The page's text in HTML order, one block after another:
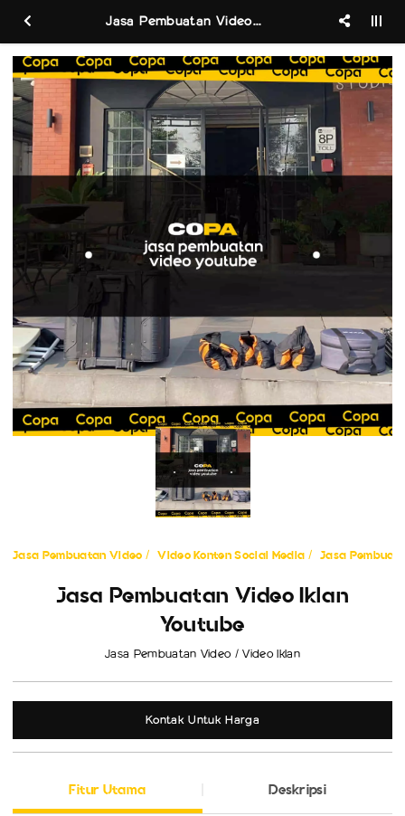
Jasa Pembuatan Video Iklan Youtube
Jasa Pembuatan Video Video Konten Social Media Jasa
Jasa Pembuatan Video Iklan
Youtube
Jasa Pembuatan Video / Video Iklan
Kontak Untuk Harga
Fitur Utama Deskripsi